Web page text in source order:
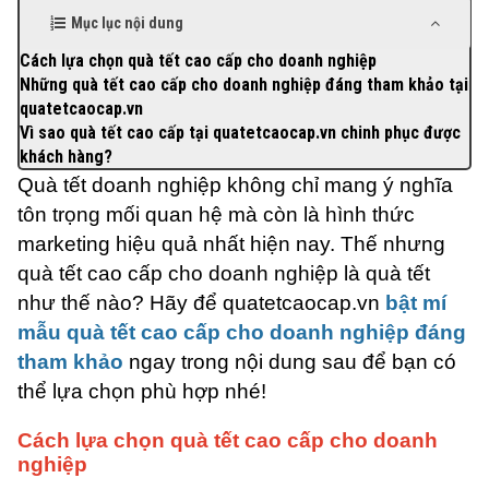
Mục lục nội dung
Cách lựa chọn quà tết cao cấp cho doanh nghiệp
Những quà tết cao cấp cho doanh nghiệp đáng tham khảo tại
quatetcaocap.vn
Vì sao quà tết cao cấp tại quatetcaocap.vn chinh phục được
khách hàng?
Quà tết doanh nghiệp không chỉ mang ý nghĩa
tôn trọng mối quan hệ mà còn là hình thức
marketing hiệu quả nhất hiện nay. Thế nhưng
quà tết cao cấp cho doanh nghiệp là quà tết
như thế nào? Hãy để quatetcaocap.vn bật mí
mẫu quà tết cao cấp cho doanh nghiệp đáng
tham khảo ngay trong nội dung sau để bạn có
thể lựa chọn phù hợp nhé!
Cách lựa chọn quà tết cao cấp cho doanh
nghiệp